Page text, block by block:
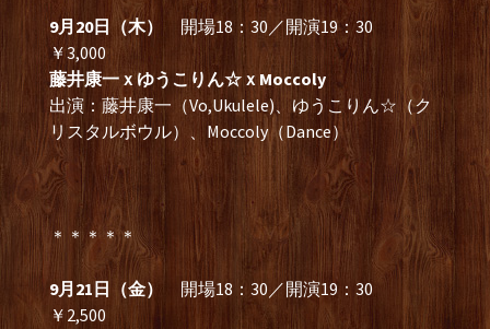
9月20日（木）
開場18：30／開演19：30
￥3,000
藤井康一ｘゆうこりん☆ｘMoccoly
出演：藤井康一（Vo,Ukulele)、ゆうこりん☆（ク
リスタルボウル）、Moccoly（Dance）
＊＊＊＊＊
9月21日（金）
開場18：30／開演19：30
￥2,500